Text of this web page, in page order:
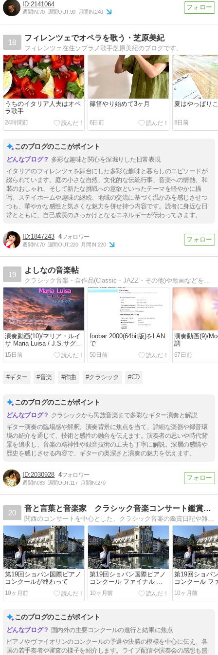
2141064
週間IN:70 週間OUT:90 月間IN:240
18
フィレンツェでオペラを歌う・芝原美紀
フィレンツェ在住ソプラノ歌手芝原美紀のブログです。
うちのイタリア人夫はオペ
ラ歌手
24時間前
篠笛やり始めて3ヶ月
6日前
夏はやっぱり
8日前
このブログのここがポイント
多彩な趣味と関心を深堀りした日常表現
イタリアのフィレンツェを舞台にした多彩な趣味と暮らしのエピソードが
綴られています。庭の小さな自然、文化的な伝統行事、音楽への情熱、和
装のおしゃれ、そして新たな挑戦への意欲といったテーマを軽やかに描
写。ステイホームや趣味の継続、地域の交流に基づく温かみを感じさせつ
つも、華やかな感性と気さくな魅力を併せ持つ内容です。読者に身近な日
常とともに、自己成長のきっかけとなるエネルギーが伝わってきます。
1847243 4
週間IN:70 週間OUT:220 月間IN:220
19
よしなの音楽帖
演奏動画(10)/マリア・ルイ
サ Maria Luisa / J.S.サグレ
15日前
foobar 2000(64bit版)をLAN
で
50日前
演奏動画(9)/
調
67日前
#ギター #音楽 #作曲 #クラシック #CD
このブログのここがポイント
クラシックから民族音楽まで多彩なギター演奏と解説
ギター演奏の臨場感や解釈、演奏背景に焦点を当て、詳細な楽器や録音環
境の紹介を通じて、技術と感性の融合を伝えます。演奏者の思いや時代背
景を追求し、音楽の精神性や録音技術の工夫も丁寧に解説。深層の感情や
歴史を感じさせる内容で、ギターの奥深さと演奏の魅力を伝えます。
2030928 4
週間IN:63 週間OUT:117 月間IN:270
20
音と言葉と音楽家 クラシック音楽コンサート鑑賞記 in 関西
関西のコンサートを中心とした、クラシック音楽の鑑賞日記や雑記です。“たまにしか書かないけど日記”というタイトルでしたが、最近毎日のように書いているので変更しました。
第19回ショパン国際ピアノ
コンクールが終わって
10ヶ月前
第19回ショパン国際ピアノ
コンクール ファイナル 第3
日 および結果発表
10ヶ月前
第19回ショパ
コンクール フ
10ヶ月前
このブログのここがポイント
国内外の主要コンクールの進行と結果に焦点
ピアノやヴァイオリンのコンクールの予選や決勝の模様を中心に伝え、各
国の若手奏者や審査の様子を紹介します。ライブ配信や演奏会の感想も盛